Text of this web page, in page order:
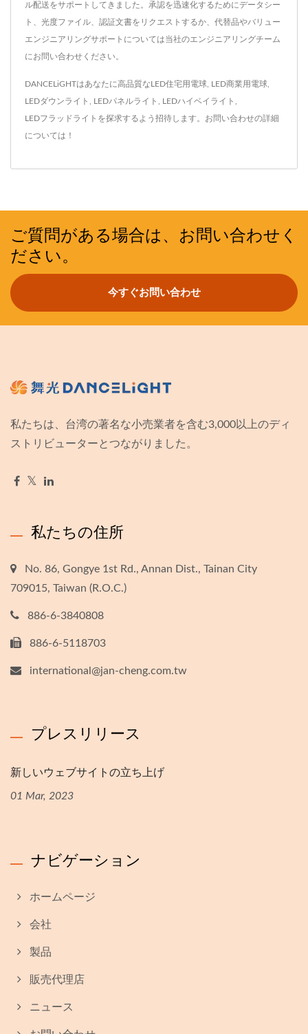
ル配送をサポートしてきました。承認を迅速化するためにデータシー
ト、光度ファイル、認証文書をリクエストするか、代替品やバリュー
エンジニアリングサポートについては当社のエンジニアリングチーム
にお問い合わせください。
DANCELiGHTはあなたに高品質なLED住宅用電球 LED商業用電球
LEDダウンライト LEDパネルライト LEDハイベイライト
LEDフラッドライト を探求するよう招待します。 お問い合わせの詳細
については！
ご質問がある場合は、お問い合わせく
ださい。
今すぐお問い合わせ
私たちは、台湾の著名な小売業者を含む3,000以上のディ
ストリビューターとつながりました。
私たちの住所
No. 86, Gongye 1st Rd., Annan Dist., Tainan City
709015, Taiwan (R.O.C.)
886-6-3840808
886-6-5118703
international@jan-cheng.com.tw
プレスリリース
新しいウェブサイトの立ち上げ
01 Mar, 2023
ナビゲーション
ホームページ
会社
製品
販売代理店
ニュース